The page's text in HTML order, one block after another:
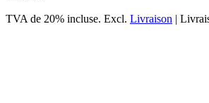
TVA de 20% incluse. Excl. Livraison |